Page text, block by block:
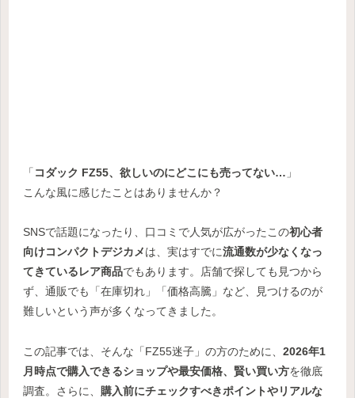
「 コダック FZ55、欲しいのにどこにも売ってない… 」
こんな風に感じたことはありませんか？
SNSで話題になったり、口コミで人気が広がったこの初心者
向けコンパクトデジカメは、実はすでに流通数が少なくなっ
てきているレア商品でもあります。店舗で探しても見つから
ず、通販でも「在庫切れ」「価格高騰」など、見つけるのが
難しいという声が多くなってきました。
この記事では、そんな「FZ55迷子」の方のために、 2026年1
月時点で購入できるショップや最安価格、賢い買い方を徹底
調査。さらに、
購入前にチェックすべきポイントやリアルな